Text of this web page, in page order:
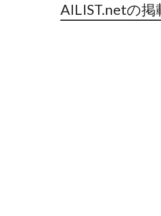
AILIST.netの